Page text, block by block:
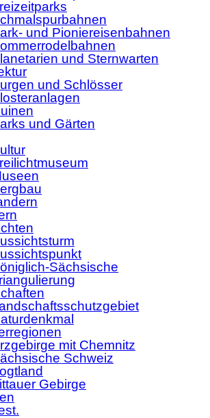
und Pioniereisenbahnen
und Sternwarten
und Schlösser
und Gärten
Sächsische
mit Chemnitz
Schweiz
Gebirge